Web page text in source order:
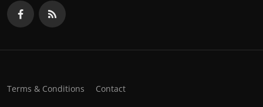
Terms & Conditions Contact